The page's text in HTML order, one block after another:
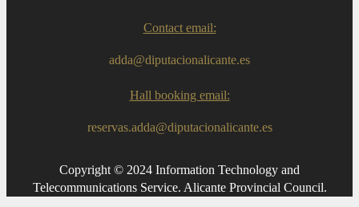
Contact email:
adda@diputacionalicante.es
Hall booking email:
reservas.adda@diputacionalicante.es
Copyright © 2024 Information Technology and
Telecommunications Service. Alicante Provincial Council.